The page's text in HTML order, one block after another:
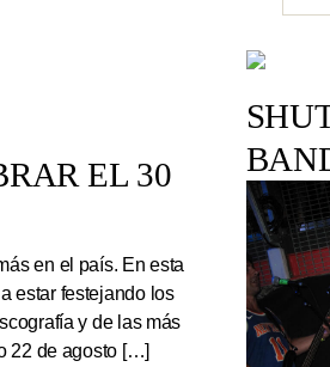
EL 30
en el país. En esta
estar festejando los
y de las más
22 de agosto […]